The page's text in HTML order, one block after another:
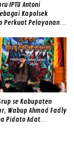
IPTU Antoni
Kapolsek
Perkuat Pelayanan
se Kabupaten
Wabup Ahmad Fadly
Pidato Adat